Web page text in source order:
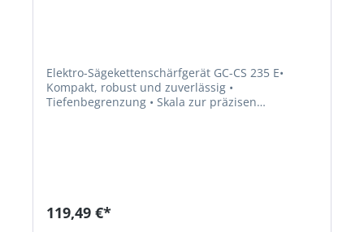
Elektro-Sägekettenschärfgerät GC-CS 235 E•
Kompakt, robust und zuverlässig •
Tiefenbegrenzung • Skala zur präzisen
+4999519420, info@einhell.de
119,49 €*